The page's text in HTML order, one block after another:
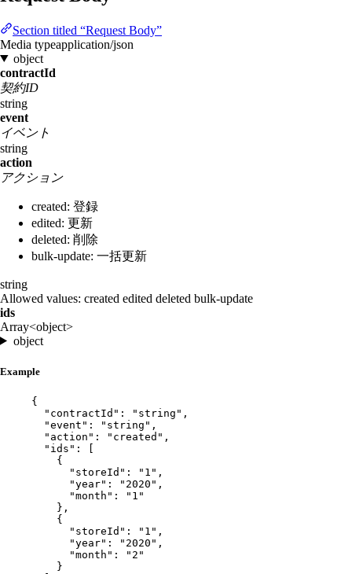
Section titled “Request Body”
Media typeapplication/json
object
contractId
契約ID
string
event
イベント
string
action
アクション
created: 登録
edited: 更新
deleted: 削除
bulk-update: 一括更新
string
Allowed values: created edited deleted bulk-update
ids
Array<object>
object
Example
{
"contractId" : " string " ,
"event" : " string " ,
"action" : " created " ,
"ids" : [
{
"storeId" : " 1 " ,
"year" : " 2020 " ,
"month" : " 1 "
},
{
"storeId" : " 1 " ,
"year" : " 2020 " ,
"month" : " 2 "
}